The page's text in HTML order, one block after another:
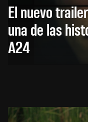
El nuevo
una de las
A24